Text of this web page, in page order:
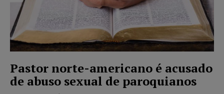
Pastor norte-americano é acusado
de abuso sexual de paroquianos